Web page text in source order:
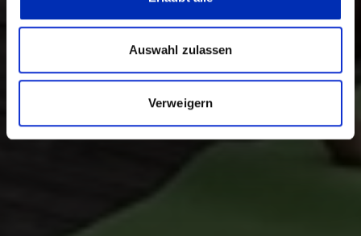
Auswahl zulassen
Verweigern